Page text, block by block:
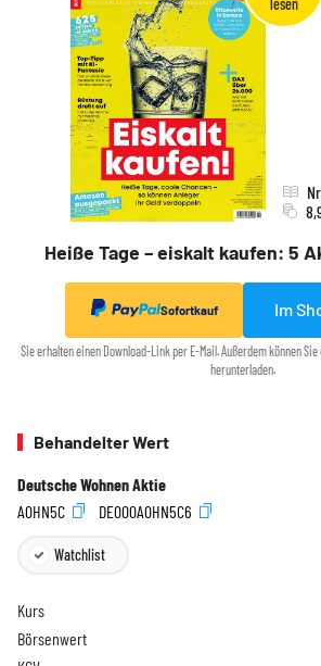
Heiße Tage – eiskalt kaufen: 5
Sofortkauf Im
Sie erhalten einen Download-Link per E-Mail. Außerdem können
herunterladen.
Behandelter Wert
Deutsche Wohnen Aktie
A0HN5C
DE000A0HN5C6
Watchlist
Kurs
Börsenwert